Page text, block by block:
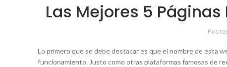
Las Mejores 5
Lo primero que se debe destacar es que el nombre de esta
funcionamiento. Justo como otras plataformas famosas de